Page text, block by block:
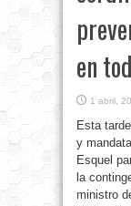
en
1 abril,
Esta
y
Esquel
la
ministro